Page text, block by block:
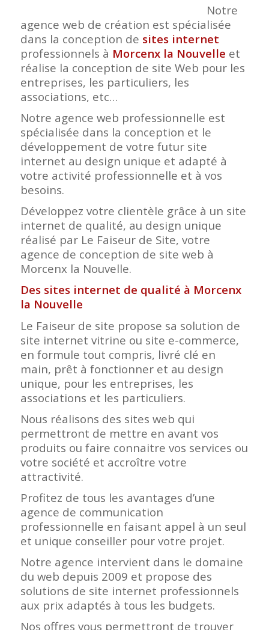
Notre
agence web de création est spécialisée
dans la conception de sites internet
professionnels à Morcenx la Nouvelle et
réalise la conception de site Web pour les
entreprises, les particuliers, les
associations, etc…
Notre agence web professionnelle est
spécialisée dans la conception et le
développement de votre futur site
internet au design unique et adapté à
votre activité professionnelle et à vos
besoins.
Développez votre clientèle grâce à un site
internet de qualité, au design unique
réalisé par Le Faiseur de Site, votre
agence de conception de site web à
Morcenx la Nouvelle.
Des sites internet de qualité à Morcenx
la Nouvelle
Le Faiseur de site propose sa solution de
site internet vitrine ou site e-commerce,
en formule tout compris, livré clé en
main, prêt à fonctionner et au design
unique, pour les entreprises, les
associations et les particuliers.
Nous réalisons des sites web qui
permettront de mettre en avant vos
produits ou faire connaitre vos services ou
votre société et accroître votre
attractivité.
Profitez de tous les avantages d’une
agence de communication
professionnelle en faisant appel à un seul
et unique conseiller pour votre projet.
Notre agence intervient dans le domaine
du web depuis 2009 et propose des
solutions de site internet professionnels
aux prix adaptés à tous les budgets.
Nos offres vous permettront de trouver